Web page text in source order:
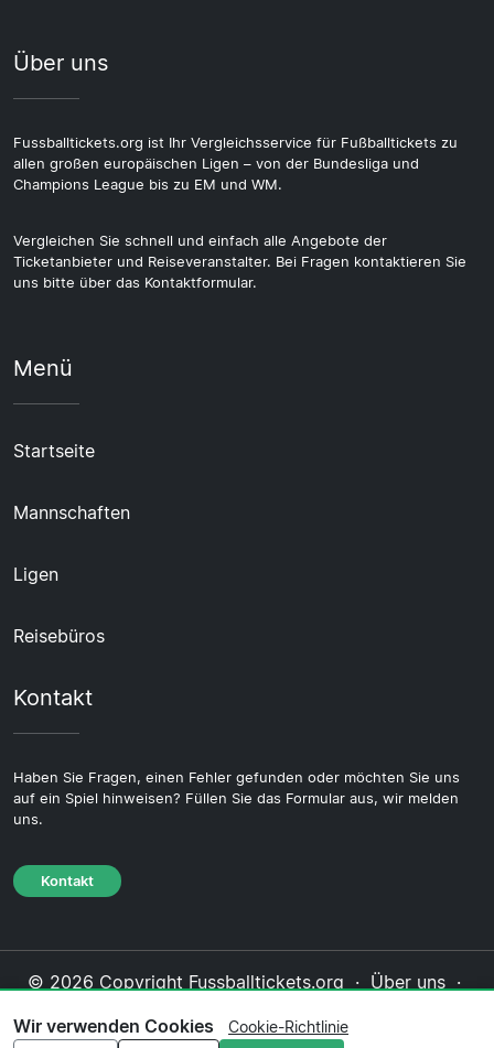
Über uns
Fussballtickets.org ist Ihr Vergleichsservice für Fußballtickets zu
allen großen europäischen Ligen – von der Bundesliga und
Champions League bis zu EM und WM.
Vergleichen Sie schnell und einfach alle Angebote der
Ticketanbieter und Reiseveranstalter. Bei Fragen kontaktieren Sie
uns bitte über das Kontaktformular.
Menü
Startseite
Mannschaften
Ligen
Reisebüros
Kontakt
Haben Sie Fragen, einen Fehler gefunden oder möchten Sie uns
auf ein Spiel hinweisen? Füllen Sie das Formular aus, wir melden
uns.
Kontakt
© 2026 Copyright Fussballtickets.org · Über uns ·
Cookie-Richtlinie·Redaktionelle Richtlinie
Wir verwenden Cookies Cookie-Richtlinie